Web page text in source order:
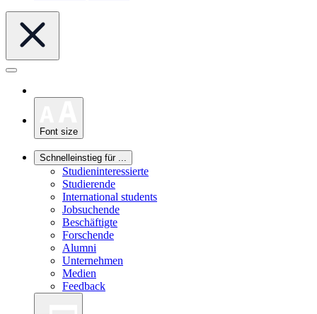
Font size
Schnelleinstieg für ...
Studieninteressierte
Studierende
International students
Jobsuchende
Beschäftigte
Forschende
Alumni
Unternehmen
Medien
Feedback